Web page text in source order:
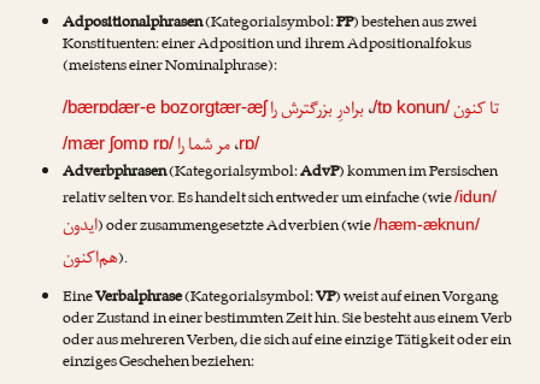
Adpositionalphrasen(Kategorialsymbol:PP) bestehen aus zwei
Konstituenten: einer Adposition und ihrem Adpositionalfokus
(meistens einer Nominalphrase):
تا کنون/tɒ konun/،برادرِ بزرگترش را /bærɒdær-e bozorgtær-æʃ
rɒ/،مر شما را /mær ʃomɒ rɒ/
Adverbphrasen(Kategorialsymbol:AdvP) kommen im Persischen
relativ selten vor. Es handelt sich entweder um einfache (wie/idun/
ایدون) oder zusammengesetzte Adverbien (wie/hæm-æknun/
هم‌اکنون).
EineVerbalphrase(Kategorialsymbol:VP) weist auf einen Vorgang
oder Zustand in einer bestimmten Zeit hin. Sie besteht aus einem Verb
oder aus mehreren Verben, die sich auf eine einzige Tätigkeit oder ein
einziges Geschehen beziehen: